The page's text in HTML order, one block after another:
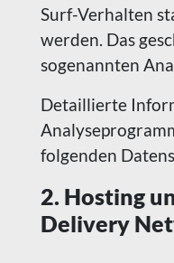
Surf-Verhalten
werden. Das
sogenannten
Detaillierte
folgenden
2. Hosting
Delivery